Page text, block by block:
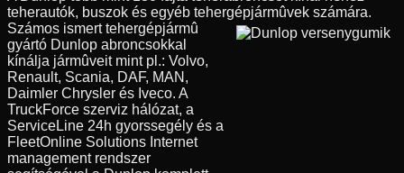
teherautók, buszok és egyéb tehergépjármûvek számára.
Számos ismert tehergépjármû
gyártó Dunlop abroncsokkal
kínálja jármûveit mint pl.: Volvo,
Renault, Scania, DAF, MAN,
Daimler Chrysler és Iveco. A
TruckForce szerviz hálózat, a
ServiceLine 24h gyorssegély és a
FleetOnline Solutions Internet
management rendszer